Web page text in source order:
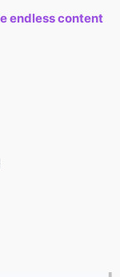
endless content